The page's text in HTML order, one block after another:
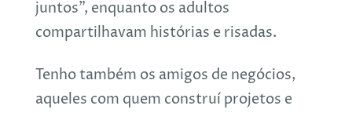
juntos”, enquanto os adultos
compartilhavam histórias e risadas.
Tenho também os amigos de negócios,
aqueles com quem construí projetos e